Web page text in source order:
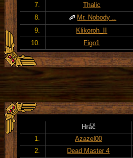
7.
Thalic
8.
Mr. Nobody ..
9.
Klikoroh_II
10.
Figo1
Hráč
1.
Azazel00
2.
Dead Master 4